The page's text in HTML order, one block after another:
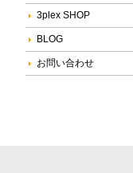
3plex SHOP
BLOG
お問い合わせ